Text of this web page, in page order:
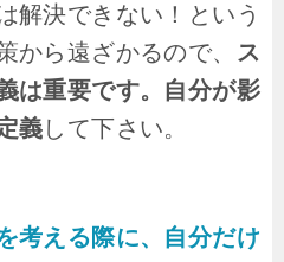
解決できない！という
から遠ざかるので、
ス
は重要です。自分が影
義して下さい。
考える際に、自分だけ